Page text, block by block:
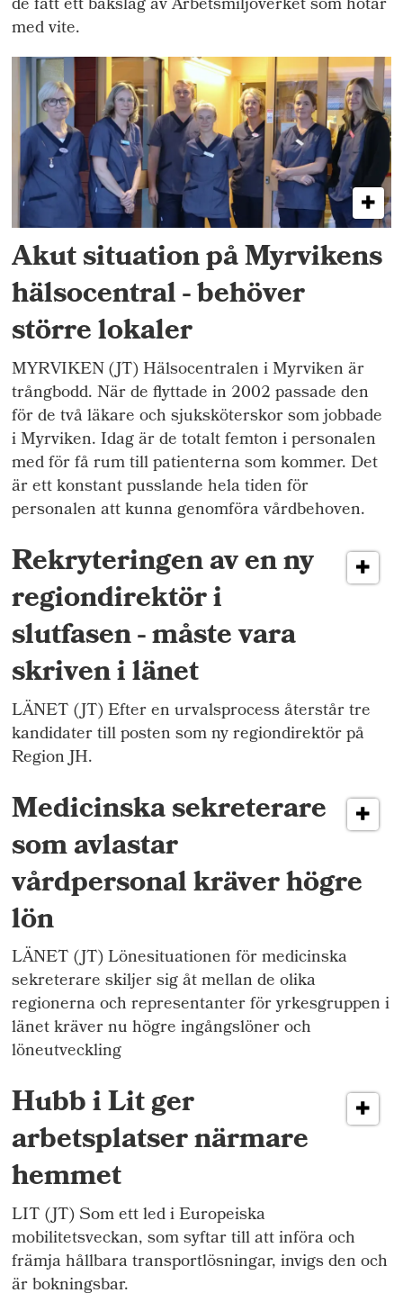
med vite.
Akut situation på Myrvikens
hälsocentral - behöver
större lokaler
MYRVIKEN (JT) Hälsocentralen i Myrviken är
trångbodd. När de flyttade in 2002 passade den
för de två läkare och sjuksköterskor som jobbade
i Myrviken. Idag är de totalt femton i personalen
med för få rum till patienterna som kommer. Det
är ett konstant pusslande hela tiden för
personalen att kunna genomföra vårdbehoven.
Rekryteringen av en ny
regiondirektör i
slutfasen - måste vara
skriven i länet
LÄNET (JT) Efter en urvalsprocess återstår tre
kandidater till posten som ny regiondirektör på
Region JH.
Medicinska sekreterare
som avlastar
vårdpersonal kräver högre
lön
LÄNET (JT) Lönesituationen för medicinska
sekreterare skiljer sig åt mellan de olika
regionerna och representanter för yrkesgruppen i
länet kräver nu högre ingångslöner och
löneutveckling
Hubb i Lit ger
arbetsplatser närmare
hemmet
LIT (JT) Som ett led i Europeiska
mobilitetsveckan, som syftar till att införa och
främja hållbara transportlösningar, invigs den och
är bokningsbar.